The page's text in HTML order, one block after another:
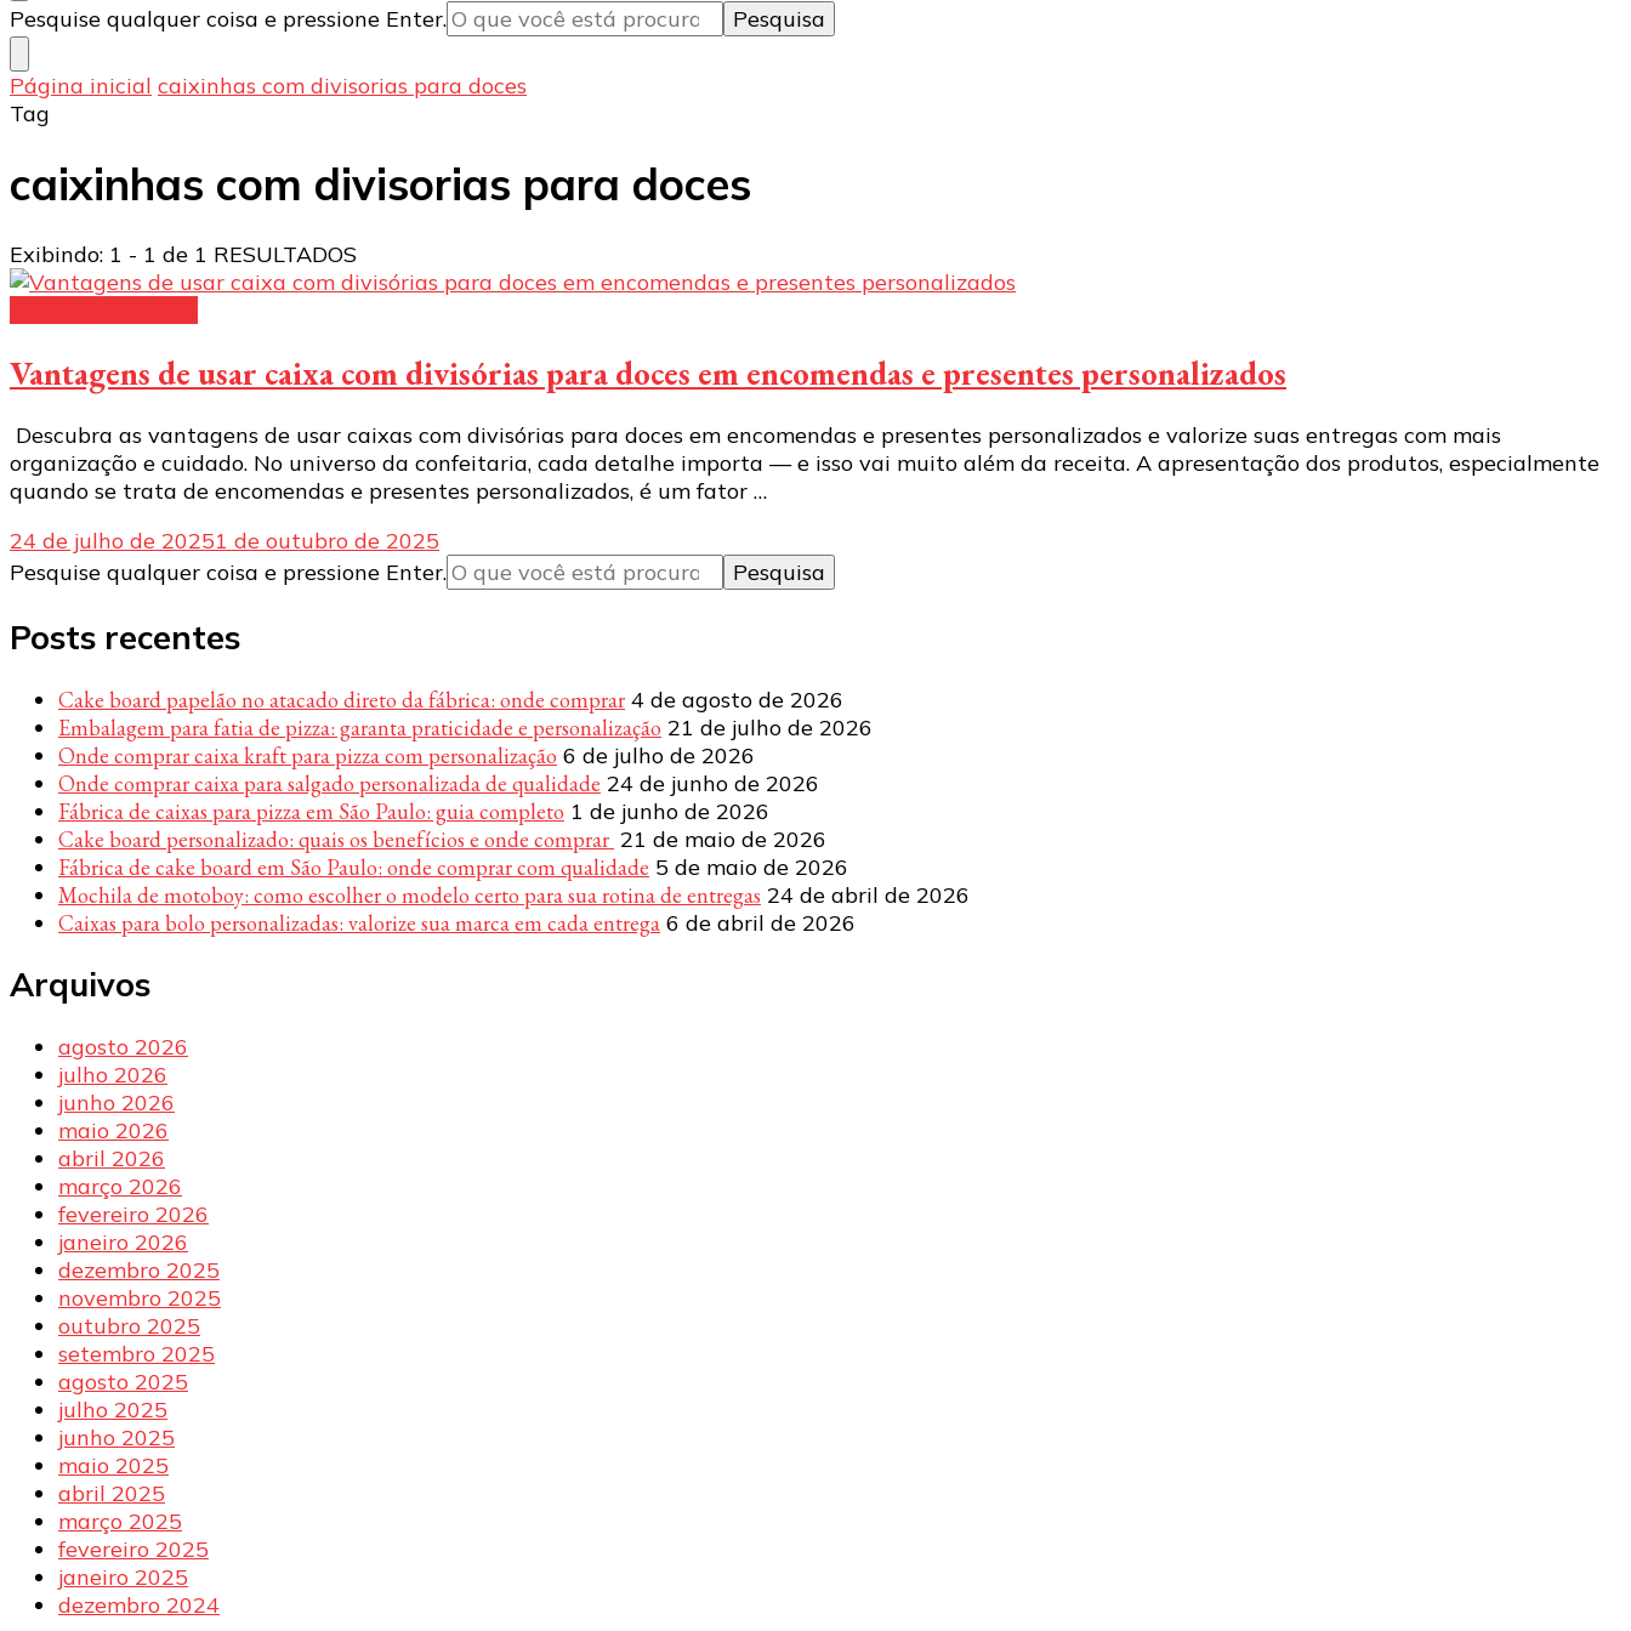
Procurando
algo?
Pesquise qualquer coisa e pressione Enter.
Página inicial caixinhas com divisorias para doces
Tag
caixinhas com divisorias para doces
Exibindo: 1 - 1 de 1 RESULTADOS
Vantagens de usar caixa com divisórias para doces em encomendas e presentes personalizados
Descubra as vantagens de usar caixas com divisórias para doces em encomendas e presentes personalizados e valorize suas entregas com mais
organização e cuidado. No universo da confeitaria, cada detalhe importa — e isso vai muito além da receita. A apresentação dos produtos, especialmente
quando se trata de encomendas e presentes personalizados, é um fator …
24 de julho de 20251 de outubro de 2025
Procurando
Pesquise qualquer coisa e pressione Enter.
Posts recentes
Cake board papelão no atacado direto da fábrica: onde comprar 4 de agosto de 2026
Embalagem para fatia de pizza: garanta praticidade e personalização 21 de julho de 2026
Onde comprar caixa kraft para pizza com personalização 6 de julho de 2026
Onde comprar caixa para salgado personalizada de qualidade 24 de junho de 2026
Fábrica de caixas para pizza em São Paulo: guia completo 1 de junho de 2026
Cake board personalizado: quais os benefícios e onde comprar 21 de maio de 2026
Fábrica de cake board em São Paulo: onde comprar com qualidade 5 de maio de 2026
Mochila de motoboy: como escolher o modelo certo para sua rotina de entregas 24 de abril de 2026
Caixas para bolo personalizadas: valorize sua marca em cada entrega 6 de abril de 2026
Arquivos
agosto 2026
julho 2026
junho 2026
maio 2026
abril 2026
março 2026
fevereiro 2026
janeiro 2026
dezembro 2025
novembro 2025
outubro 2025
setembro 2025
agosto 2025
julho 2025
junho 2025
maio 2025
abril 2025
março 2025
fevereiro 2025
janeiro 2025
dezembro 2024